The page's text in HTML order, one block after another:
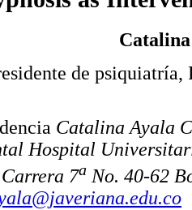
de
Catalina Ayala
Hospital
7a No. 40-62